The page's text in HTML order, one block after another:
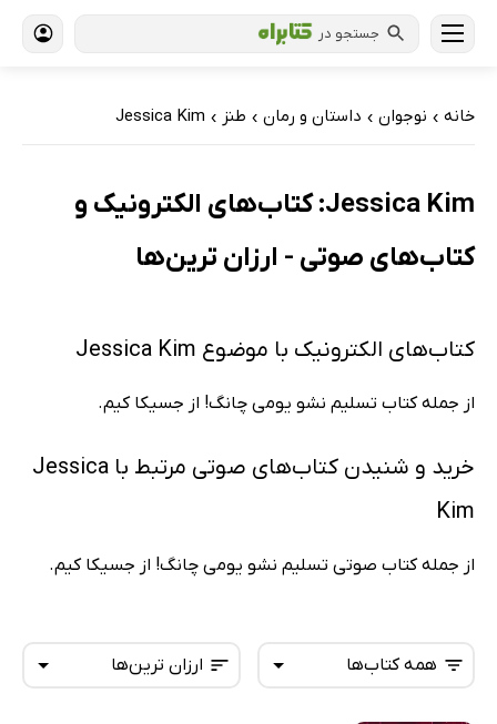
جستجو در
خانه › نوجوان › داستان و رمان › طنز ›
Jessica Kim
Jessica Kim: کتاب‌های الکترونیک و
کتاب‌های صوتی - ارزان ترین‌ها
کتاب‌های الکترونیک با موضوع Jessica Kim
از جمله کتاب تسلیم نشو یومی چانگ! از جسیکا کیم.
خرید و شنیدن کتاب‌های صوتی مرتبط با Jessica
Kim
از جمله کتاب صوتی تسلیم نشو یومی چانگ! از جسیکا کیم.
ارزان ترین‌ها همه کتاب‌ها